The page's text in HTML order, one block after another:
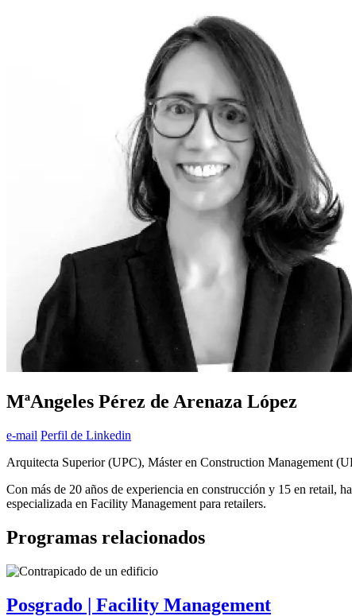
MªAngeles Pérez de Arenaza López
e-mail Perfil de Linkedin
Arquitecta Superior (UPC), Máster en Construction Management
Con más de 20 años de experiencia en construcción y 15 en retail,
especializada en Facility Management para retailers.
Programas relacionados
Posgrado | Facility Management